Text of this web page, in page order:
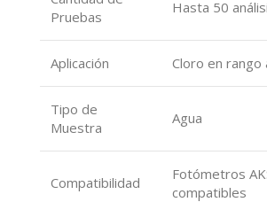
Pruebas
Hasta 50
Aplicación Cloro en rango
Tipo de
Muestra
Agua
Compatibilidad
Fotómetros
compatibles